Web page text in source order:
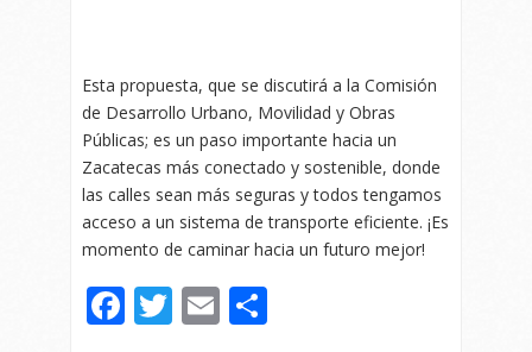
Esta propuesta, que se discutirá a la Comisión
de Desarrollo Urbano, Movilidad y Obras
Públicas; es un paso importante hacia un
Zacatecas más conectado y sostenible, donde
las calles sean más seguras y todos tengamos
acceso a un sistema de transporte eficiente. ¡Es
momento de caminar hacia un futuro mejor!
Facebook
Twitter
Email